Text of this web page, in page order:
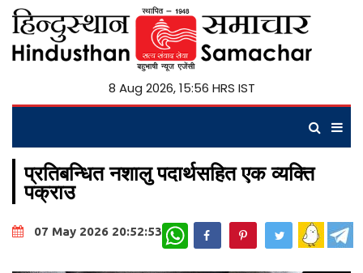
8 Aug 2026, 15:56 HRS IST
प्रतिबन्धित नशालु पदार्थसहित एक व्यक्ति
पक्राउ
07 May 2026 20:52:53 WhatsApp